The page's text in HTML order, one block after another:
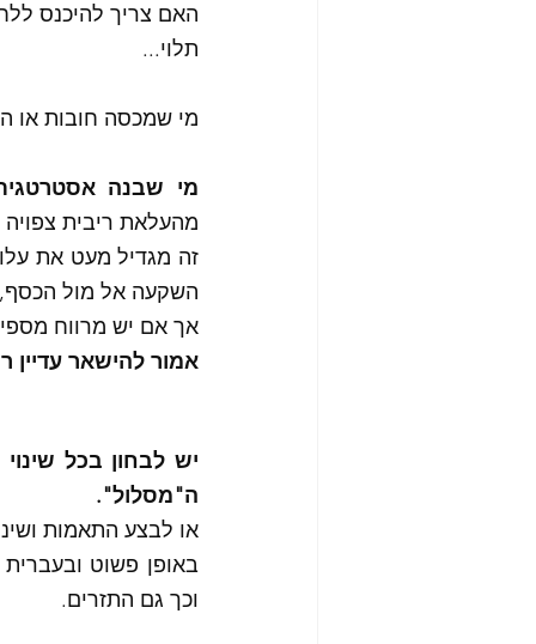
האם צריך להיכנס
תלוי...
מי שמכסה חובות או
מי שבנה
מהעלאת ריבית צפויה של 1.5%-
השקעה אל מול הכסף,
אך אם יש מרווח
אמור להישאר עדיין
ה"מסלול".
או לבצע התאמות
וכך גם התזרים.